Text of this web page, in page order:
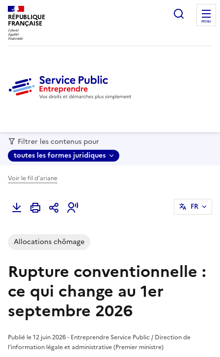
RÉPUBLIQUE
FRANÇAISE MENU
Filtrer les contenus pour
toutes les formes juridiques
Voir le fil d'ariane
FR
Allocations chômage
Rupture conventionnelle :
ce qui change au 1er
septembre 2026
Publié le 12 juin 2026 - Entreprendre Service Public / Direction de
l'information légale et administrative (Premier ministre)